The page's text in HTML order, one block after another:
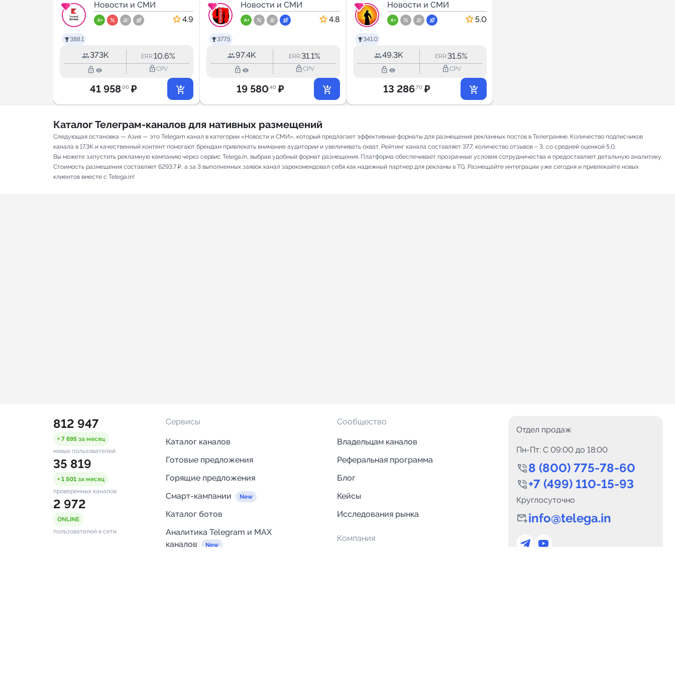
388.1
Краснодар
Новости и СМИ
4.9
373K ERR:10.6%
lock_outline lock_outlineCPV
41 958.00 ₽
377.5
края
Новости и СМИ
4.8
97.4K ERR:31.1%
lock_outline lock_outlineCPV
19 580.40 ₽
341.0
Новости и СМИ
5.0
49.3K ERR:31.5%
lock_outline lock_outlineCPV
13 286.70 ₽
Каталог Телеграм-каналов для нативных размещений
Следующая остановка — Азия — это Telegam канал в категории «Новости и СМИ», который предлагает эффективные форматы для размещения рекламных постов в Телеграмме. Количество подписчиков
канала в 17.3K и качественный контент помогают брендам привлекать внимание аудитории и увеличивать охват. Рейтинг канала составляет 37.7, количество отзывов – 3, со средней оценкой 5.0.
Вы можете запустить рекламную кампанию через сервис Telega.in, выбрав удобный формат размещения. Платформа обеспечивает прозрачные условия сотрудничества и предоставляет детальную аналитику.
Стоимость размещения составляет 6293.7 ₽, а за 3 выполненных заявок канал зарекомендовал себя как надежный партнер для рекламы в TG. Размещайте интеграции уже сегодня и привлекайте новых
клиентов вместе с Telega.in!
812 947
+ 7 695 за месяц
новых пользователей
35 819
+ 1 501 за месяц
проверенных каналов
2 972
ONLINE
пользователей в сети
Сервисы
Каталог каналов
Готовые предложения
Горящие предложения
Смарт-кампании
Каталог ботов
Аналитика Telegram и MAX
каналов
Сообщество
Владельцам каналов
Реферальная программа
Блог
Кейсы
Исследования рынка
Компания
Отдел продаж
Пн-Пт: C 09:00 до 18:00
8 (800) 775-78-60
+7 (499) 110-15-93
Круглосуточно
info@telega.in